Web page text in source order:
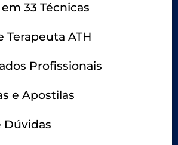
33 Técnicas
Terapeuta ATH
Profissionais
e Apostilas
Dúvidas